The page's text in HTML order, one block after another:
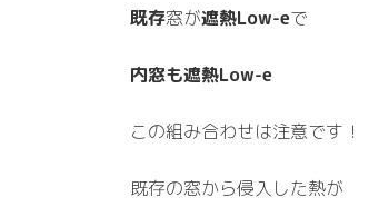
既存窓が遮熱Low-eで
内窓も遮熱Low-e
この組み合わせは注意です！
既存の窓から侵入した熱が